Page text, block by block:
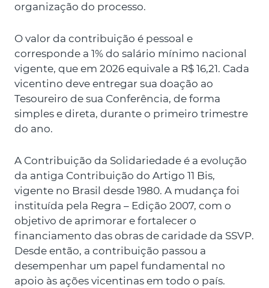
organização do processo.
O valor da contribuição é pessoal e
corresponde a 1% do salário mínimo nacional
vigente, que em 2026 equivale a R$ 16,21. Cada
vicentino deve entregar sua doação ao
Tesoureiro de sua Conferência, de forma
simples e direta, durante o primeiro trimestre
do ano.
A Contribuição da Solidariedade é a evolução
da antiga Contribuição do Artigo 11 Bis,
vigente no Brasil desde 1980. A mudança foi
instituída pela Regra – Edição 2007, com o
objetivo de aprimorar e fortalecer o
financiamento das obras de caridade da SSVP.
Desde então, a contribuição passou a
desempenhar um papel fundamental no
apoio às ações vicentinas em todo o país.